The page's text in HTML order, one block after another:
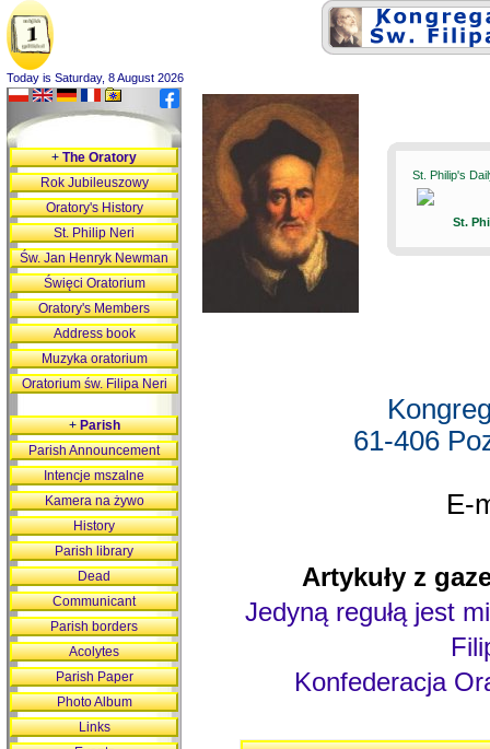
Today is Saturday, 8 August 2026
St. Philip's
St.
61-406
E-
Artykuły z
Jedyną regułą jest
Konfederacja
+The Oratory
Rok Jubileuszowy
Oratory's History
St. Philip Neri
Św. Jan Henryk Newman
Święci Oratorium
Oratory's Members
Address book
Muzyka oratorium
Oratorium św. Filipa Neri
+Parish
Parish Announcement
Intencje mszalne
Kamera na żywo
History
Parish library
Dead
Communicant
Parish borders
Acolytes
Parish Paper
Photo Album
Links